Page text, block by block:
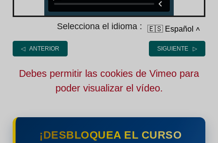
Selecciona el idioma : 🇪🇸 Español ˄
◁ ANTERIOR SIGUIENTE ▷
Debes permitir las cookies de Vimeo para
poder visualizar el vídeo.
¡DESBLOQUEA EL CURSO